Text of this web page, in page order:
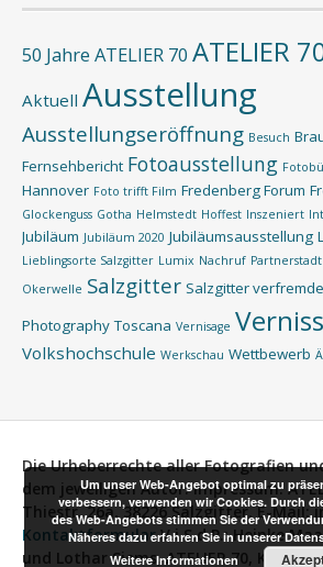
50 Jahre ATELIER 70 ATELIER
Aktuell Ausstellung
Ausstellungseröffnung Besuch
Fernsehbericht Fotoausstellung
Hannover Foto trifft Film Fredenberg Forum
Glockenguss Gotha Helmstedt Hoffest Inszeniert
Jubiläum Jubiläum 2020 Jubiläumsausstellung
Lieblingsorte Salzgitter Lumix Nachruf Partnerstadt
Okerwelle Salzgitter Salzgitter
Photography Toscana Vernisage
Volkshochschule Werkschau Wettbewerb
Die Urheberrechte aller Fotografien
dem jeweiligen Autor.Impressum:
Thiestr. 26a, 38226 Salzgitter, E-Mail:
Kontaktformular V.i.S.d.P.:Heinke
und Lothar Siems, ATELIER 70,
Um unser Web-Angebot optimal zu
verbessern, verwenden wir Cookies. Durch
des Web-Angebots stimmen Sie der
Näheres dazu erfahren Sie in unserer
Weitere Informationen